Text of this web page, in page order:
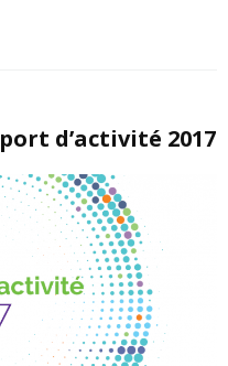
d’activité 2017